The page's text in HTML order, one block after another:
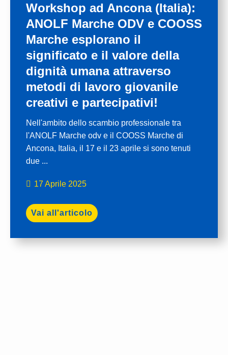
Workshop ad Ancona (Italia):
ANOLF Marche ODV e COOSS
Marche esplorano il
significato e il valore della
dignità umana attraverso
metodi di lavoro giovanile
creativi e partecipativi!
Nell'ambito dello scambio professionale tra
l'ANOLF Marche odv e il COOSS Marche di
Ancona, Italia, il 17 e il 23 aprile si sono tenuti
due ...
17 Aprile 2025
Vai all'articolo